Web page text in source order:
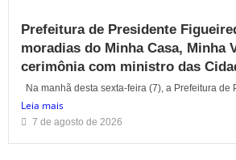
Prefeitura de Presidente
moradias do Minha Casa, Minha
cerimônia com ministro das
Na manhã desta sexta-feira (7), a Prefeitura de
Leia mais
7 de agosto de 2026